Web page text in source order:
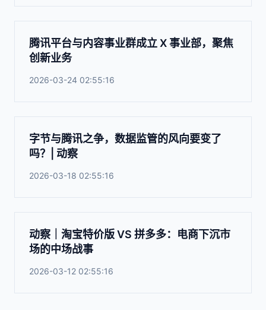
腾讯平台与内容事业群成立 X 事业部，聚焦
创新业务
2026-03-24 02:55:16
字节与腾讯之争，数据监管的风向要变了
吗？| 动察
2026-03-18 02:55:16
动察｜淘宝特价版 VS 拼多多：电商下沉市
场的中场战事
2026-03-12 02:55:16